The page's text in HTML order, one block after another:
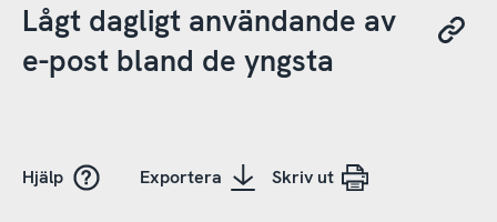
Lågt dagligt användande av
e-post bland de yngsta
Hjälp Exportera Skriv ut